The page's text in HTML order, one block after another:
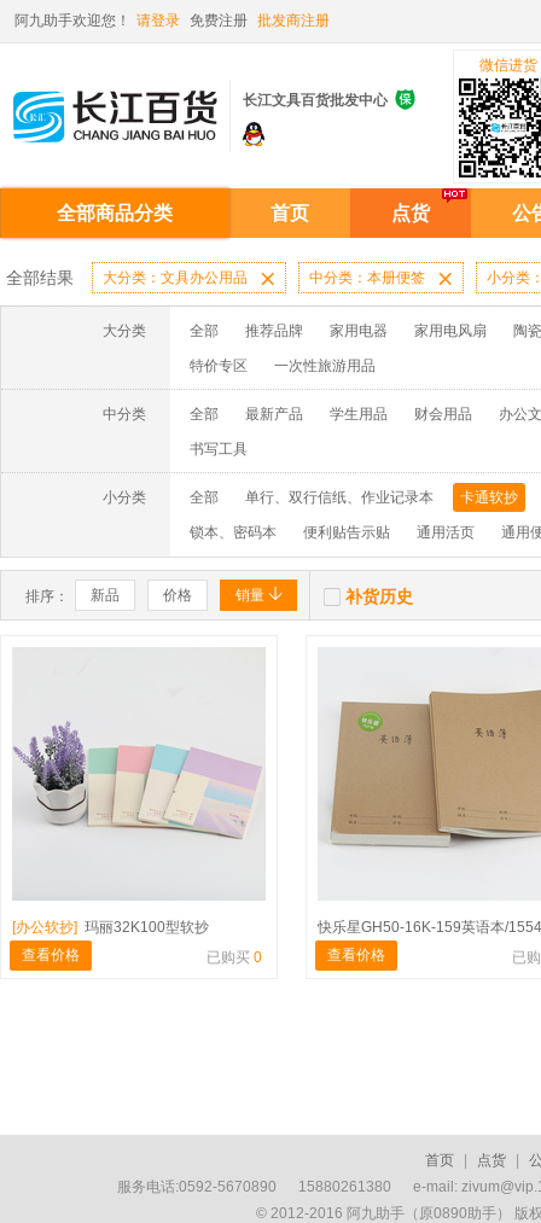
阿九助手欢迎您！ 请登录 免费注册 批发商注册
长江文具百货批发中心 
微信进货
全部商品分类 首页 点货 公
全部结果 大分类：文具办公用品  中分类：本册便签  小分类
大分类 全部 推荐品牌 家用电器 家用电风扇 陶
特价专区 一次性旅游用品
中分类 全部 最新产品 学生用品 财会用品 办公
书写工具
小分类 全部 单行、双行信纸、作业记录本 卡通软抄
锁本、密码本 便利贴告示贴 通用活页 通用
排序： 新品 价格 销量   补货历史
[办公软抄] 玛丽32K100型软抄
查看价格
已购买 0
快乐星GH50-16K-159英语本/
查看价格
已
首页 点货
服务电话:0592-5670890 15880261380 e-mail:
© 2012-2016 阿九助手（原0890助手） 版